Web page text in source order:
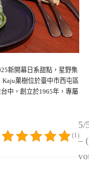
新開幕日系甜點，星野集
菓樹位於臺中市西屯區
中，創立於1965年，專屬
5/
–
(1)